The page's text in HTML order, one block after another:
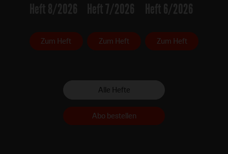
Heft 8/2026
Zum Heft
Heft 7/2026
Zum Heft
Heft 6/2026
Zum Heft
Alle Hefte
Abo bestellen